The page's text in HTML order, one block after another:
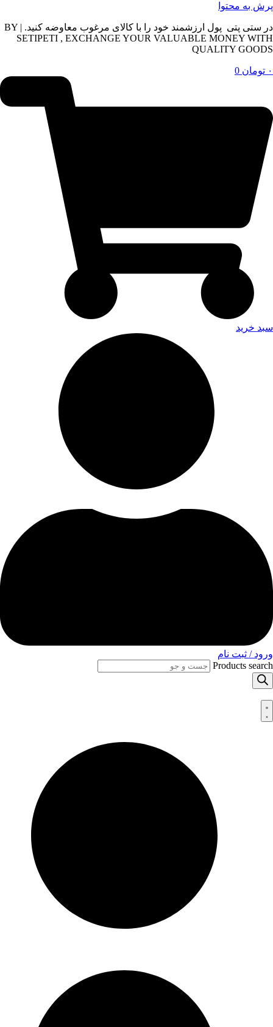
پرش به محتوا
در ستی پتی پول ارزشمند خود را با کالای مرغوب معاوضه کنید. | BY
SETIPETI , EXCHANGE YOUR VALUABLE MONEY WITH
QUALITY GOODS
۰ تومان 0
سبد خرید
ورود / ثبت نام
Products search